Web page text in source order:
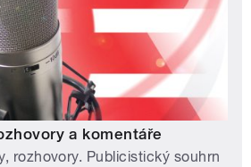
a komentáře
rozhovory. Publicistický souhrn